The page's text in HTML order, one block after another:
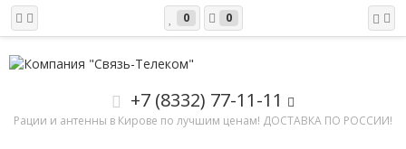
0 0
+7 (8332) 77-11-11
Рации и антенны в Кирове по лучшим ценам! ДОСТАВКА ПО РОССИИ!